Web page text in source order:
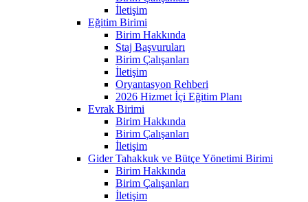
İletişim
Eğitim Birimi
Birim Hakkında
Staj Başvuruları
Birim Çalışanları
İletişim
Oryantasyon Rehberi
2026 Hizmet İçi Eğitim Planı
Evrak Birimi
Birim Hakkında
Birim Çalışanları
İletişim
Gider Tahakkuk ve Bütçe Yönetimi Birimi
Birim Hakkında
Birim Çalışanları
İletişim